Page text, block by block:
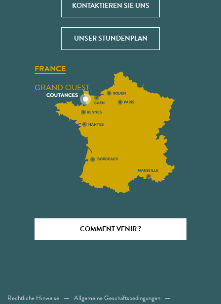
KONTAKTIEREN SIE UNS
UNSER STUNDENPLAN
FRANCE
GRAND OUEST
COMMENT VENIR ?
Rechtliche Hinweise Allgemeine Geschäftsbedingungen